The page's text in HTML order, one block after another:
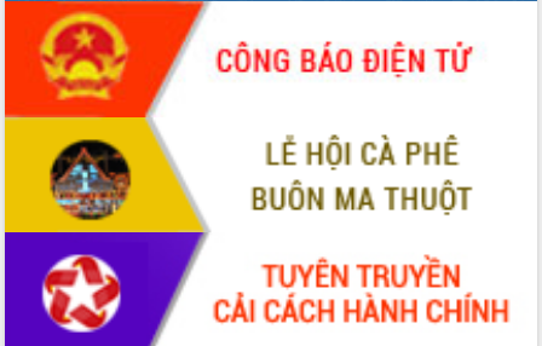
ứng để giữ vững thị trường xuất khẩu
Diễn đàn Kinh tế tư nhân Việt Nam đột
phá cơ chế - Hợp tác công tư
Đề án 06 tạo bước ngoặt đột phá trong
cải cách hành chính tỉnh Đắk Lắk
Kết nối tour, đẩy mạnh chuyển đổi số
để phát triển du lịch Đắk Lắk
Khởi động Dự án Đầu tư xây dựng hạ
tầng kỹ thuật Cụm công nghiệp Tân
Gặp mặt các cơ quan báo chí nhân Kỷ
niệm 101 năm Ngày Báo chí Cách
mạng Việt Nam